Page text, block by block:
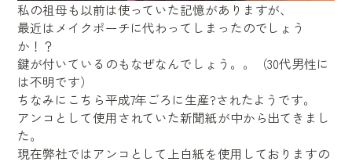
私の祖母も以前は使っていた記憶がありますが、
最近はメイクポーチに代わってしまったのでしょう
か！？
鍵が付いているのもなぜなんでしょう。。（30代男性に
は不明です）
ちなみにこちら平成7年ごろに生産?されたようです。
アンコとして使用されていた新聞紙が中から出てきまし
た。
現在弊社ではアンコとして上白紙を使用しておりますの